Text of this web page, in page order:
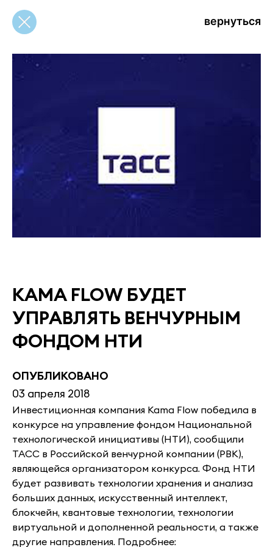
вернуться вернуться
KAMA FLOW БУДЕТ
УПРАВЛЯТЬ ВЕНЧУРНЫМ
ФОНДОМ НТИ
ОПУБЛИКОВАНО
03 апреля 2018
Инвестиционная компания Kama Flow победила в
конкурсе на управление фондом Национальной
технологической инициативы (НТИ), сообщили
ТАСС в Российской венчурной компании (РВК),
являющейся организатором конкурса. Фонд НТИ
будет развивать технологии хранения и анализа
больших данных, искусственный интеллект,
блокчейн, квантовые технологии, технологии
виртуальной и дополненной реальности, а также
другие направления. Подробнее: